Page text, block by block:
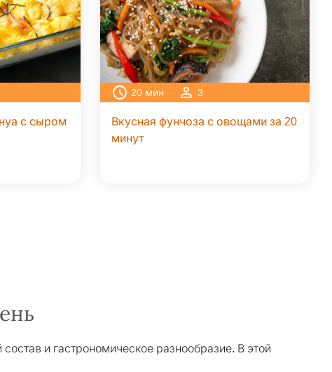
с сыром
20 мин 3
Вкусная фунчоза с овощами за 20
минут
и гастрономическое разнообразие. В этой